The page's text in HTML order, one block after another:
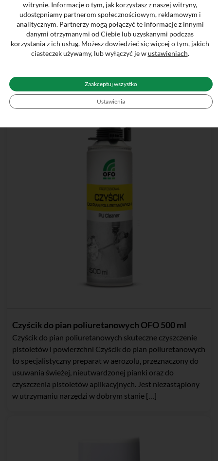
Aceton w aerozolu OFO 500 ml
Aceton w aerozolu – skuteczny odtłuszczacz i
rozpuszczalnik techniczny Skuteczny odtłuszczacz i
rozpuszczalnik do różnego rodzaju zabrudzeń. Doskonale
Szybko odparowuje nie pozostawiając smug
Czyścik do pian poliuretanowych OFO 500 ml
Czyścik do pian poliuretanowych skuteczne czyszczenie
pistoletów i powierzchni Czyścik do pian poliuretanowych
to specjalistyczny preparat w aerozolu, przeznaczony do
usuwania świeżej, nieutwardzonej pianki oraz do
czyszczenia pistoletów aplikacyjnych. Jest niezastąpiony
w utrzymaniu narzędzi w dobrym stanie […]
witrynie. Informacje o tym, jak korzystasz z naszej witryny,
udostępniamy partnerom społecznościowym, reklamowym i
analitycznym. Partnerzy mogą połączyć te informacje z innymi
danymi otrzymanymi od Ciebie lub uzyskanymi podczas
korzystania z ich usług. Możesz dowiedzieć się więcej o tym, jakich
ciasteczek używamy, lub wyłączyć je wustawieniach.
Zaakceptuj wszystko
Ustawienia